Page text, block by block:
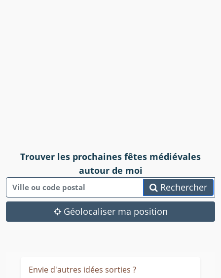
Trouver les prochaines fêtes médiévales
autour de moi
Rechercher
Géolocaliser ma position
Envie d'autres idées sorties ?